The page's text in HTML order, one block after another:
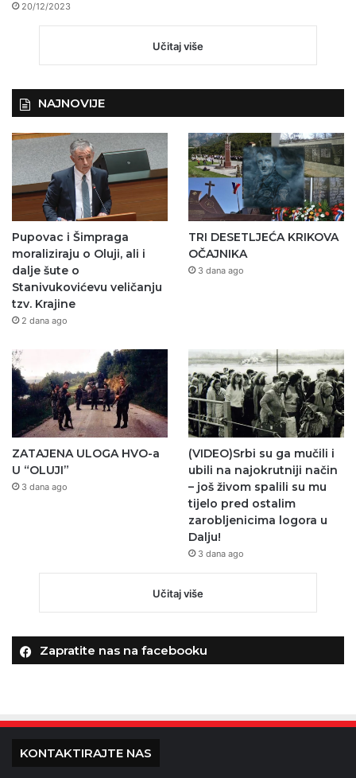
20/12/2023
Učitaj više
NAJNOVIJE
Pupovac i Šimpraga
moraliziraju o Oluji, ali i
dalje šute o
Stanivukovićevu veličanju
tzv. Krajine
2 dana ago
TRI DESETLJEĆA KRIKOVA
OČAJNIKA
3 dana ago
ZATAJENA ULOGA HVO-a
U “OLUJI”
3 dana ago
(VIDEO)Srbi su ga mučili i
ubili na najokrutniji način
– još živom spalili su mu
tijelo pred ostalim
zarobljenicima logora u
Dalju!
3 dana ago
Učitaj više
Zapratite nas na facebooku
KONTAKTIRAJTE NAS